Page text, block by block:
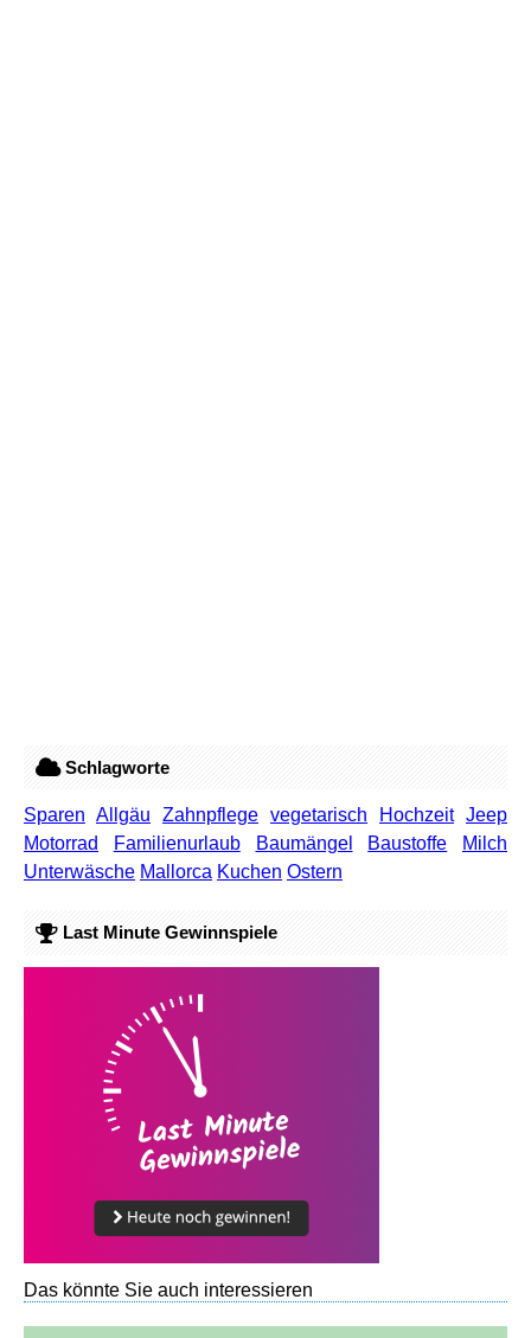
Schlagworte
Sparen Allgäu Zahnpflege vegetarisch Hochzeit Jeep
Motorrad
Familienurlaub Baumängel Baustoffe
Milch
Unterwäsche Mallorca Kuchen Ostern
Last Minute Gewinnspiele
Das könnte Sie auch interessieren